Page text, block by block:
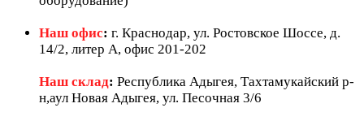
Наш офис: г. Краснодар, ул. Ростовское Шоссе, д.
14/2, литер А, офис 201-202
Наш склад: Республика Адыгея, Тахтамукайский р-
н,аул Новая Адыгея, ул. Песочная 3/6